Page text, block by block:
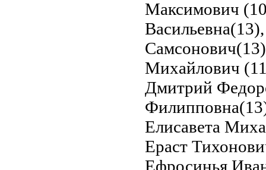
Максимович
Михайлович
Дмитрий
Елисавета
Ераст
Ефросинья